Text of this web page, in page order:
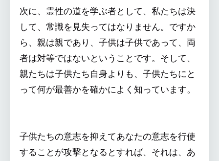
次に、霊性の道を学ぶ者として、私たちは決
して、常識を見失ってはなりません。ですか
ら、親は親であり、子供は子供であって、両
者は対等ではないということです。そして、
親たちは子供たち自身よりも、子供たちにと
って何が最善かを確かによく知っています。
子供たちの意志を抑えてあなたの意志を行使
することが攻撃となるとすれば、それは、あ